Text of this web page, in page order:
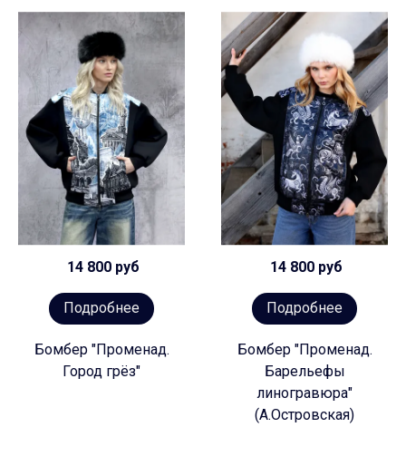
14 800 руб
Подробнее
Бомбер "Променад.
Город грёз"
14 800 руб
Подробнее
Бомбер "Променад.
Барельефы
линогравюра"
(А.Островская)